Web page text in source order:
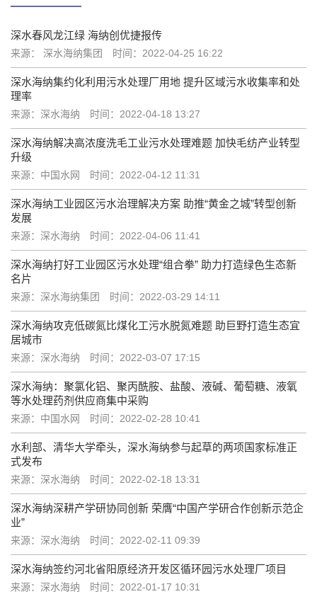
深水春风龙江绿 海纳创优捷报传
来源： 深水海纳集团 时间：2022-04-25 16:22
深水海纳集约化利用污水处理厂用地 提升区域污水收集率和处
理率
来源：深水海纳 时间：2022-04-18 13:27
深水海纳解决高浓度洗毛工业污水处理难题 加快毛纺产业转型
升级
来源：中国水网 时间：2022-04-12 11:31
深水海纳工业园区污水治理解决方案 助推“黄金之城”转型创新
发展
来源：深水海纳 时间：2022-04-06 11:41
深水海纳打好工业园区污水处理“组合拳” 助力打造绿色生态新
名片
来源：深水海纳集团 时间：2022-03-29 14:11
深水海纳攻克低碳氮比煤化工污水脱氮难题 助巨野打造生态宜
居城市
来源：深水海纳 时间：2022-03-07 17:15
深水海纳：聚氯化铝、聚丙酰胺、盐酸、液碱、葡萄糖、液氧
等水处理药剂供应商集中采购
来源：中国水网 时间：2022-02-28 10:41
水利部、清华大学牵头，深水海纳参与起草的两项国家标准正
式发布
来源：深水海纳 时间：2022-02-18 13:31
深水海纳深耕产学研协同创新 荣膺“中国产学研合作创新示范企
业”
来源：深水海纳 时间：2022-02-11 09:39
深水海纳签约河北省阳原经济开发区循环园污水处理厂项目
来源：深水海纳 时间：2022-01-17 10:31